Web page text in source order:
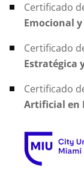
Certificado
Emocional
Certificado
Estratégica
Certificado
Artificial en